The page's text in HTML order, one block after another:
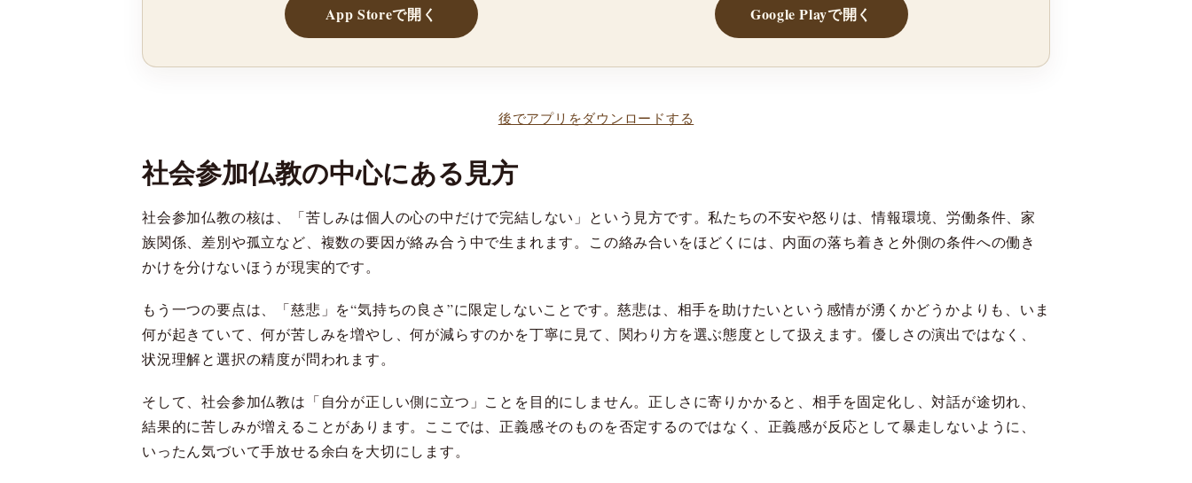
App Storeで開く Google Playで開く
後でアプリをダウンロードする
社会参加仏教の中心にある見方
社会参加仏教の核は、「苦しみは個人の心の中だけで完結しない」という見方です。私たちの不安や怒りは、情報環境、労働条件、家
族関係、差別や孤立など、複数の要因が絡み合う中で生まれます。この絡み合いをほどくには、内面の落ち着きと外側の条件への働き
かけを分けないほうが現実的です。
もう一つの要点は、「慈悲」を“気持ちの良さ”に限定しないことです。慈悲は、相手を助けたいという感情が湧くかどうかよりも、いま
何が起きていて、何が苦しみを増やし、何が減らすのかを丁寧に見て、関わり方を選ぶ態度として扱えます。優しさの演出ではなく、
状況理解と選択の精度が問われます。
そして、社会参加仏教は「自分が正しい側に立つ」ことを目的にしません。正しさに寄りかかると、相手を固定化し、対話が途切れ、
結果的に苦しみが増えることがあります。ここでは、正義感そのものを否定するのではなく、正義感が反応として暴走しないように、
いったん気づいて手放せる余白を大切にします。